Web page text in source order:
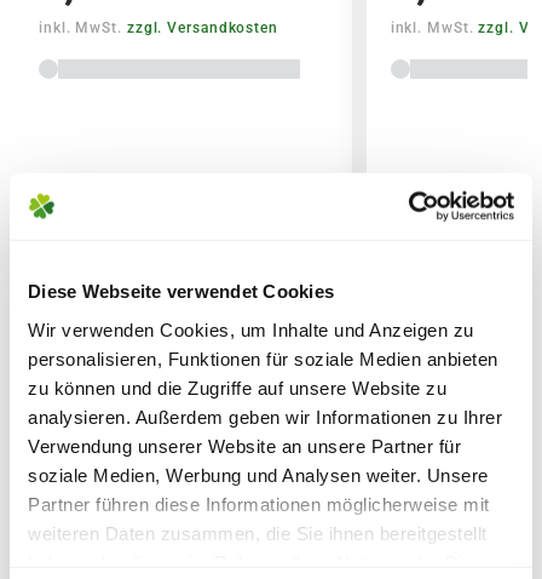
Diese Webseite verwendet Cookies
Wir verwenden Cookies, um Inhalte und Anzeigen zu
personalisieren, Funktionen für soziale Medien anbieten
zu können und die Zugriffe auf unsere Website zu
analysieren. Außerdem geben wir Informationen zu Ihrer
Verwendung unserer Website an unsere Partner für
soziale Medien, Werbung und Analysen weiter. Unsere
Partner führen diese Informationen möglicherweise mit
weiteren Daten zusammen, die Sie ihnen bereitgestellt
FOLGENDE VERSANDKOSTEN
KÖNNEN ENTSTEHEN
PAKETVERSAND
6,95€für Standardpakete (z.B.Dünger oder
Zubehör)
7,95€für größere Pakete (z.B. Pflanzen oder
Erde)
inkl. MwSt. zzgl. Versandkosten inkl. MwSt.zzgl.
WEITERE PRODUKTE